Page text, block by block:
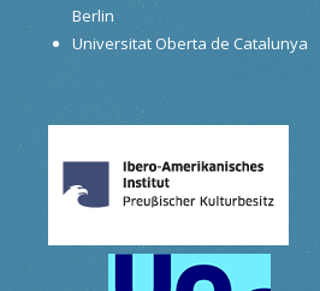
Berlin
Universitat Oberta de Catalunya